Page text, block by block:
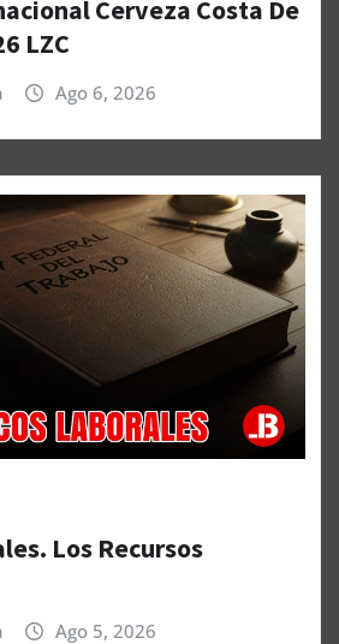
Cerveza Costa De
LZC
Ago 6, 2026
Los Recursos
Ago 5, 2026